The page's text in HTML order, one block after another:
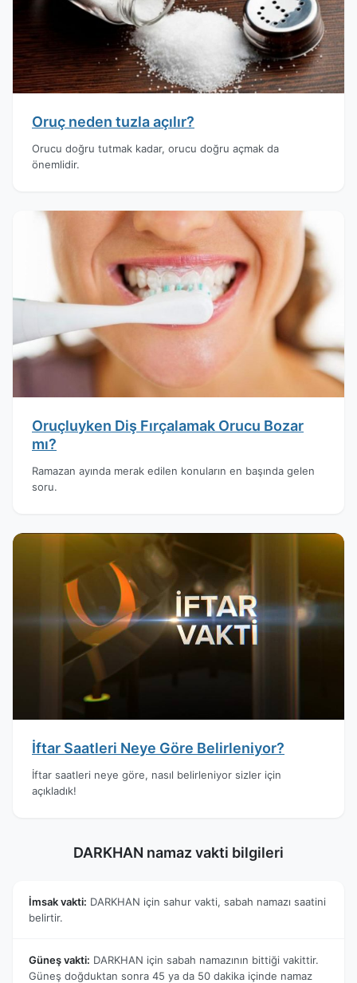
Oruç neden tuzla açılır?
Orucu doğru tutmak kadar, orucu doğru açmak da
önemlidir.
Oruçluyken Diş Fırçalamak Orucu Bozar
mı?
Ramazan ayında merak edilen konuların en başında gelen
soru.
İftar Saatleri Neye Göre Belirleniyor?
İftar saatleri neye göre, nasıl belirleniyor sizler için
açıkladık!
DARKHAN namaz vakti bilgileri
İmsak vakti: DARKHAN için sahur vakti, sabah namazı saatini
belirtir.
Güneş vakti: DARKHAN için sabah namazının bittiği vakittir.
Güneş doğduktan sonra 45 ya da 50 dakika içinde namaz